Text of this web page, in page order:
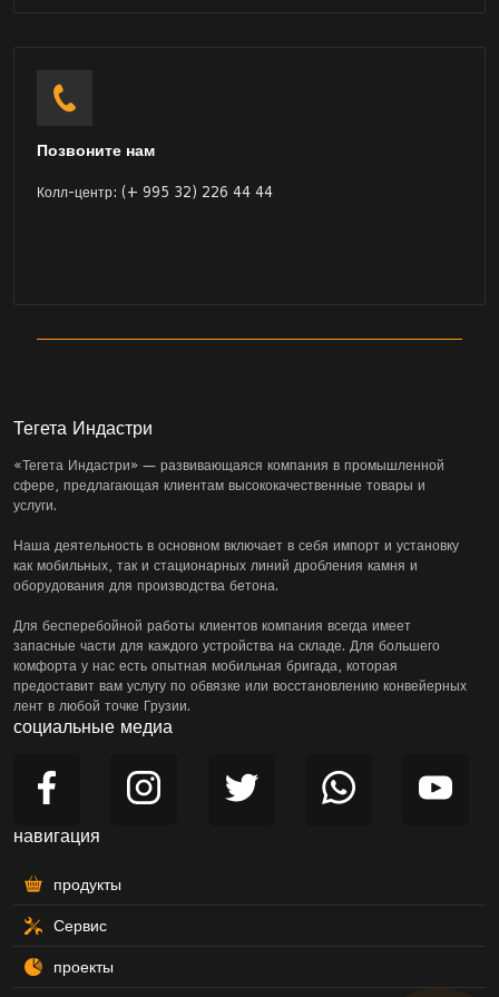
Позвоните нам
Колл-центр: (+ 995 32) 226 44 44
Тегета Индастри
«Тегета Индастри» — развивающаяся компания в промышленной
сфере, предлагающая клиентам высококачественные товары и
услуги.
Наша деятельность в основном включает в себя импорт и установку
как мобильных, так и стационарных линий дробления камня и
оборудования для производства бетона.
Для бесперебойной работы клиентов компания всегда имеет
запасные части для каждого устройства на складе. Для большего
комфорта у нас есть опытная мобильная бригада, которая
предоставит вам услугу по обвязке или восстановлению конвейерных
лент в любой точке Грузии.
социальные медиа
навигация
продукты
Сервис
проекты